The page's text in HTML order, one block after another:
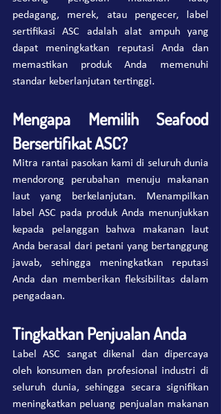
pedagang, merek, atau pengecer, label
sertifikasi ASC adalah alat ampuh yang
dapat meningkatkan reputasi Anda dan
memastikan produk Anda memenuhi
standar keberlanjutan tertinggi.
Mengapa Memilih Seafood
Bersertifikat ASC?
Mitra rantai pasokan kami di seluruh dunia
mendorong perubahan menuju makanan
laut yang berkelanjutan. Menampilkan
label ASC pada produk Anda menunjukkan
kepada pelanggan bahwa makanan laut
Anda berasal dari petani yang bertanggung
jawab, sehingga meningkatkan reputasi
Anda dan memberikan fleksibilitas dalam
pengadaan.
Tingkatkan Penjualan Anda
Label ASC sangat dikenal dan dipercaya
oleh konsumen dan profesional industri di
seluruh dunia, sehingga secara signifikan
meningkatkan peluang penjualan makanan